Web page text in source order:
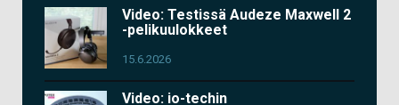
Video: Testissä Audeze Maxwell 2
-pelikuulokkeet
15.6.2026
Video: io-techin